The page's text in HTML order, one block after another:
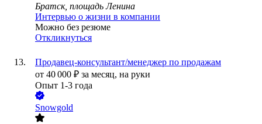
Братск, площадь Ленина
Интервью о жизни в компании
Можно без резюме
Откликнуться
Продавец-консультант/менеджер по продажам
от 40 000 ₽ за месяц, на руки
Опыт 1-3 года
Snowgold